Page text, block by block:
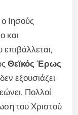
Ιησούς
και
Θεϊκός Έρως
εξουσιάζει
Πολλοί
του Χριστού